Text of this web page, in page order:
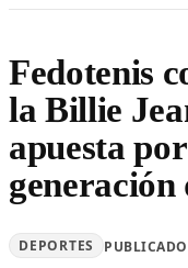
Fedotenis
la Billie
apuesta
generación
DEPORTES PUBLICADO